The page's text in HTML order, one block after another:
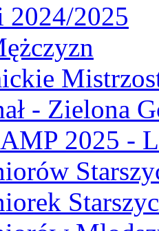
2025
- Zielona
AMP 2025 -